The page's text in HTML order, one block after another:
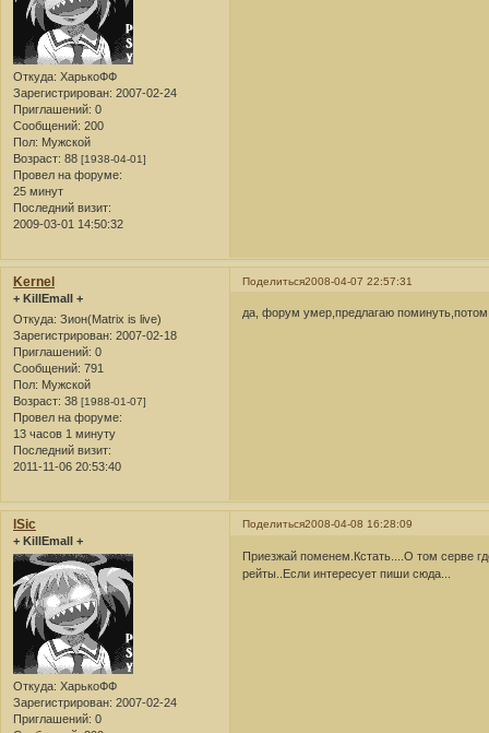
Откуда: ХарькоФФ
Зарегистрирован: 2007-02-24
Приглашений: 0
Сообщений: 200
Пол: Мужской
Возраст: 88 [1938-04-01]
Провел на форуме:
25 минут
Последний визит:
2009-03-01 14:50:32
Поделиться2008-04-07 22:57:31
Kernel
+ KillEmall +
Откуда: Зион(Matrix is live)
Зарегистрирован: 2007-02-18
Приглашений: 0
Сообщений: 791
Пол: Мужской
Возраст: 38 [1988-01-07]
Провел на форуме:
13 часов 1 минуту
Последний визит:
2011-11-06 20:53:40
да, форум умер,предлагаю поминуть,потом
Поделиться2008-04-08 16:28:09
lSic
+ KillEmall +
Откуда: ХарькоФФ
Зарегистрирован: 2007-02-24
Приглашений: 0
Приезжай поменем.Кстать....О том серве
рейты..Если интересует пиши сюда...